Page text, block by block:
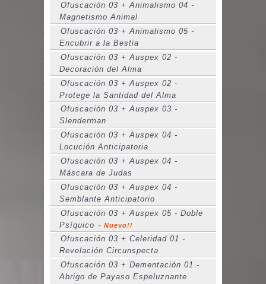
Ofuscación 03 + Animalismo 04 -
Magnetismo Animal
Ofuscación 03 + Animalismo 05 -
Encubrir a la Bestia
Ofuscación 03 + Auspex 02 -
Decoración del Alma
Ofuscación 03 + Auspex 02 -
Protege la Santidad del Alma
Ofuscación 03 + Auspex 03 -
Slenderman
Ofuscación 03 + Auspex 04 -
Locución Anticipatoria
Ofuscación 03 + Auspex 04 -
Máscara de Judas
Ofuscación 03 + Auspex 04 -
Semblante Anticipatorio
Ofuscación 03 + Auspex 05 - Doble
Psíquico
- Nuevo!!
Ofuscación 03 + Celeridad 01 -
Revelación Circunspecta
Ofuscación 03 + Dementación 01 -
Abrigo de Payaso Espeluznante